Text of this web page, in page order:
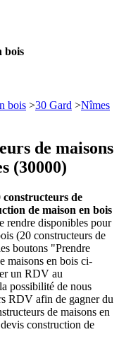
bois
bois >30 Gard >Nîmes
de maisons
(30000)
constructeurs de
de maison en bois
rendre disponibles pour
(20 constructeurs de
boutons "Prendre
maisons en bois ci-
un RDV au
possibilité de nous
RDV afin de gagner du
de maisons en
construction de